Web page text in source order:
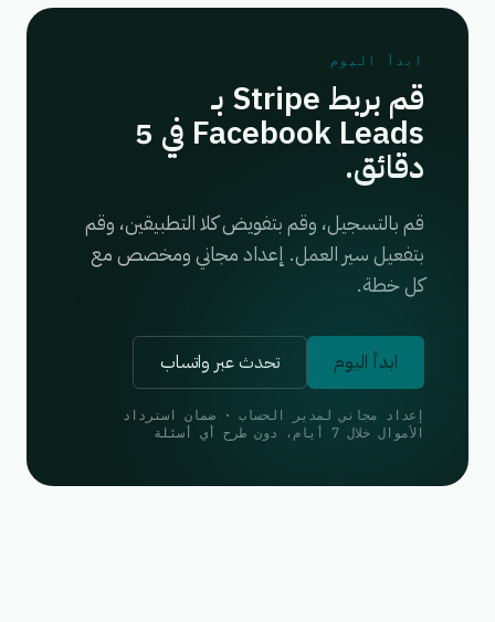
ابدأ اليوم
قم بربط Stripe بـ
Facebook Leads في 5
دقائق.
قم بالتسجيل، وقم بتفويض كلا التطبيقين، وقم
بتفعيل سير العمل. إعداد مجاني ومخصص مع
كل خطة.
ابدأ اليوم تحدث عبر واتساب
إعداد مجاني لمدير الحساب · ضمان استرداد
الأموال خلال 7 أيام، دون طرح أي أسئلة